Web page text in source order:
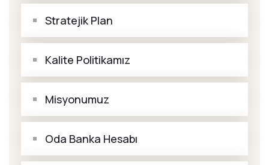
Stratejik Plan
Kalite Politikamız
Misyonumuz
Oda Banka Hesabı